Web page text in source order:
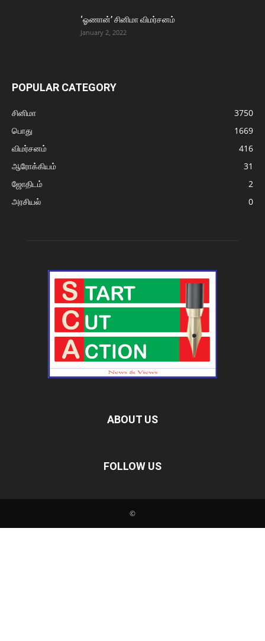
‘ஓணான்’ சினிமா விமர்சனம்
January 2, 2022
POPULAR CATEGORY
சினிமா
3750
பொது
1669
விமர்சனம்
416
ஆரோக்கியம்
31
ஜோதிடம்
2
அரசியல்
0
ABOUT US
FOLLOW US
©